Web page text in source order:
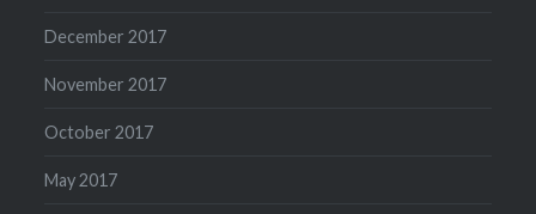
December 2017
November 2017
October 2017
May 2017